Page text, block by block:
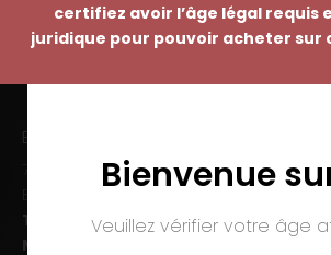
certifiez avoir l’âge légal requis
juridique pour pouvoir acheter sur
Bienvenue
Veuillez vérifier votre âge
EMMANUEL NASTI
7 avenue Pierre Pflimlin – ZAC Espale
Tél. :
03 89 46 50 35
Mail :